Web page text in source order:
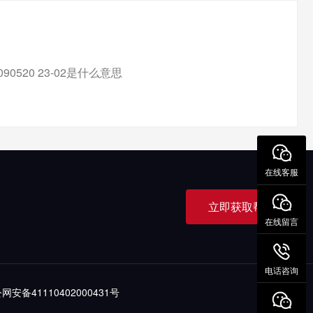
23-02是什么意思
立即获取帮助
安备41110402000431号
在线客服
在线留言
电话咨询